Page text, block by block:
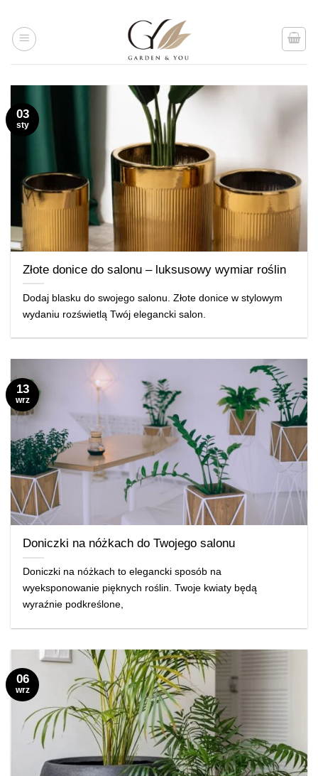
treści
Złote donice do salonu – luksusowy wymiar roślin
Dodaj blasku do swojego salonu. Złote donice w stylowym
wydaniu rozświetlą Twój elegancki salon.
03
sty
Doniczki na nóżkach do Twojego salonu
Doniczki na nóżkach to elegancki sposób na
wyeksponowanie pięknych roślin. Twoje kwiaty będą
wyraźnie podkreślone,
13
wrz
06
wrz